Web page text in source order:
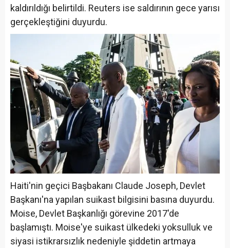
kaldırıldığı belirtildi. Reuters ise saldırının gece yarısı
gerçekleştiğini duyurdu.
Haiti'nin geçici Başbakanı Claude Joseph, Devlet
Başkanı'na yapılan suikast bilgisini basına duyurdu.
Moise, Devlet Başkanlığı görevine 2017'de
başlamıştı. Moise'ye suikast ülkedeki yoksulluk ve
siyasi istikrarsızlık nedeniyle şiddetin artmaya